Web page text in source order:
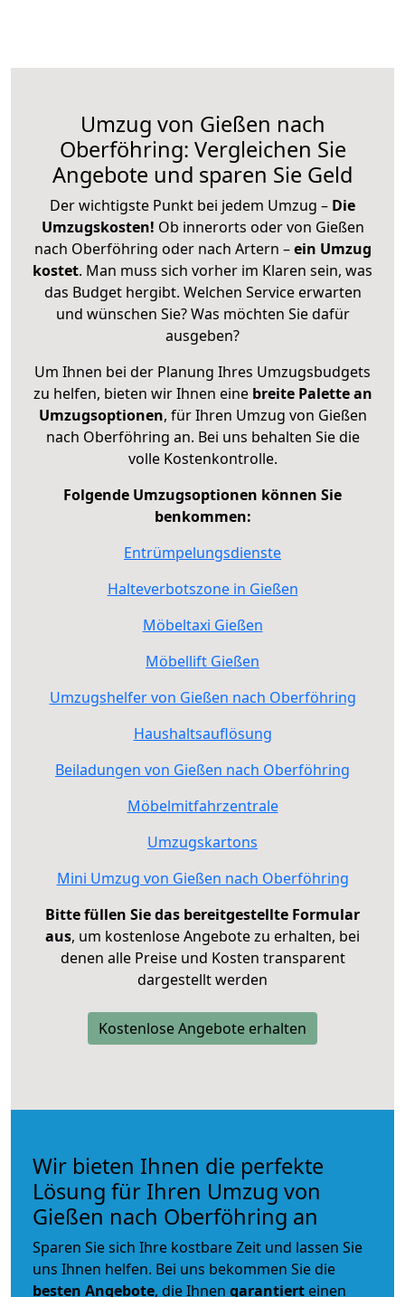
Umzug von Gießen nach
Oberföhring: Vergleichen Sie
Angebote und sparen Sie Geld
Der wichtigste Punkt bei jedem Umzug – Die
Umzugskosten! Ob innerorts oder von Gießen
nach Oberföhring oder nach Artern –ein Umzug
kostet. Man muss sich vorher im Klaren sein, was
das Budget hergibt. Welchen Service erwarten
und wünschen Sie? Was möchten Sie dafür
ausgeben?
Um Ihnen bei der Planung Ihres Umzugsbudgets
zu helfen, bieten wir Ihnen eine breite Palette an
Umzugsoptionen, für Ihren Umzug von Gießen
nach Oberföhring an. Bei uns behalten Sie die
volle Kostenkontrolle.
Folgende Umzugsoptionen können Sie
benkommen:
Entrümpelungsdienste
Halteverbotszone in Gießen
Möbeltaxi Gießen
Möbellift Gießen
Umzugshelfer von Gießen nach Oberföhring
Haushaltsauflösung
Beiladungen von Gießen nach Oberföhring
Möbelmitfahrzentrale
Umzugskartons
Mini Umzug von Gießen nach Oberföhring
Bitte füllen Sie das bereitgestellte Formular
aus, um kostenlose Angebote zu erhalten, bei
denen alle Preise und Kosten transparent
dargestellt werden
Kostenlose Angebote erhalten
Wir bieten Ihnen die perfekte
Lösung für Ihren Umzug von
Gießen nach Oberföhring an
Sparen Sie sich Ihre kostbare Zeit und lassen Sie
uns Ihnen helfen. Bei uns bekommen Sie die
besten Angebote, die Ihnen garantiert einen